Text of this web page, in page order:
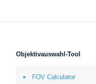
Objektivauswahl-Tool
FOV Calculator